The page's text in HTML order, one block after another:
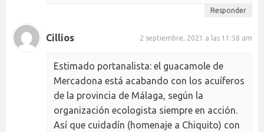
Responder
Cillios 2 septiembre, 2021 a las 11:58 am
Estimado portanalista: el guacamole de
Mercadona está acabando con los acuíferos
de la provincia de Málaga, según la
organización ecologista siempre en acción.
Así que cuidadín (homenaje a Chiquito) con